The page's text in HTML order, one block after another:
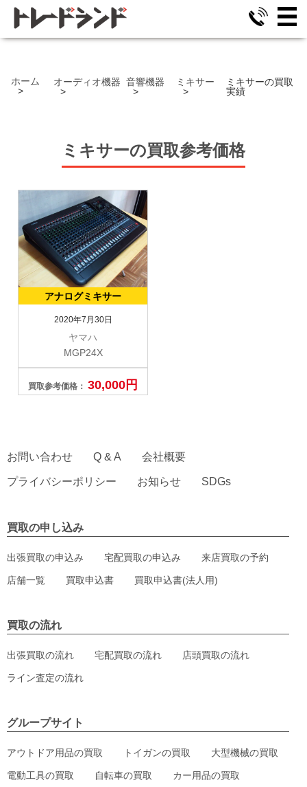
ホーム オーディオ機器 音響機器 ミキサー
ミキサーの買取
実績
ミキサーの買取参考価格
アナログミキサー
2020年7月30日
ヤマハ
MGP24X
買取参考価格：30,000円
お問い合わせ Q & A 会社概要
プライバシーポリシー お知らせ SDGs
買取の申し込み
出張買取の申込み 宅配買取の申込み 来店買取の予約
店舗一覧 買取申込書 買取申込書(法人用)
買取の流れ
出張買取の流れ 宅配買取の流れ 店頭買取の流れ
ライン査定の流れ
グループサイト
アウトドア用品の買取 トイガンの買取 大型機械の買取
電動工具の買取 自転車の買取 カー用品の買取